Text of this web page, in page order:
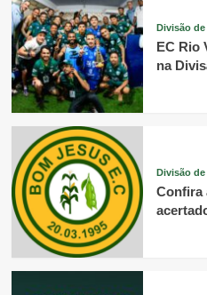
Divisão
EC Rio
na
Divisão
Confira